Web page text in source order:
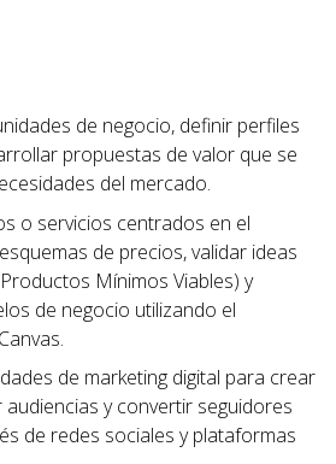
de negocio, definir perfiles
propuestas de valor que se
del mercado.
o servicios centrados en el
de precios, validar ideas
Mínimos Viables) y
de negocio utilizando el
de marketing digital para crear
y convertir seguidores
de redes sociales y plataformas